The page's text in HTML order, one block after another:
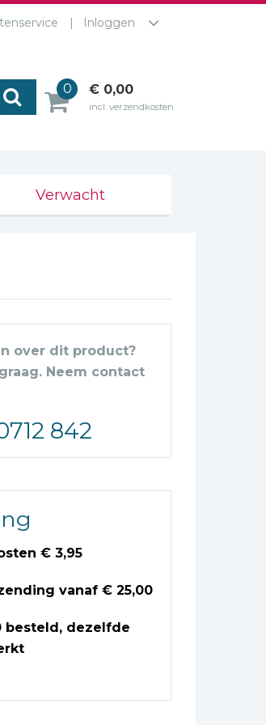
Inloggen
0 € 0,00
incl. verzendkosten
Verwacht
over dit product?
Neem contact
842
€ 3,95
vanaf € 25,00
besteld, dezelfde